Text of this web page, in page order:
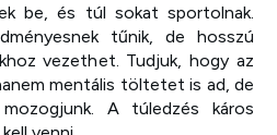
be, és túl sokat sportolnak.
tűnik, de hosszú
vezethet. Tudjuk, hogy az
mentális töltetet is ad, de
A túledzés káros